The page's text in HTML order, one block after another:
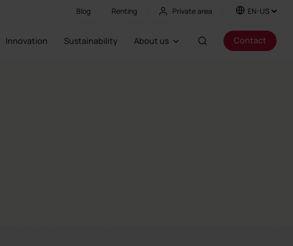
Blog Renting Private area EN-US
Innovation Sustainability About us Contact